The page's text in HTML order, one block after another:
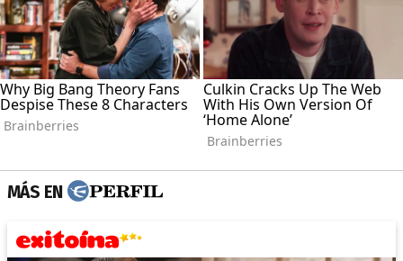
MÁS EN